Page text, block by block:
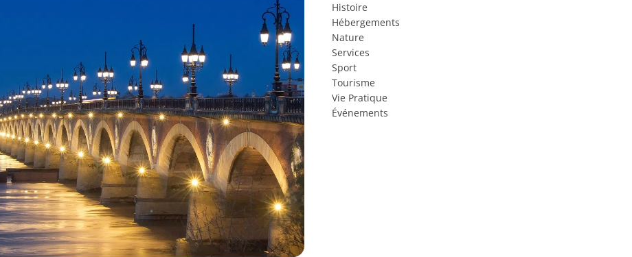
Histoire
Hébergements
Nature
Services
Sport
Tourisme
Vie Pratique
Événements